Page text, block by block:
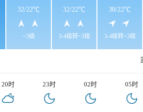
32/22℃
<3级
32/22℃
3-4级转<3级
30/22℃
3-4级转<3级
20时 23时 02时 05时